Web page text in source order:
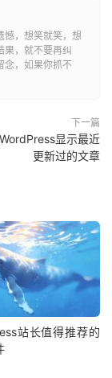
憾，想笑就笑，想
果，就不要再纠
念，如果你抓不
下一篇
显示最近
更新过的文章
站长值得推荐的